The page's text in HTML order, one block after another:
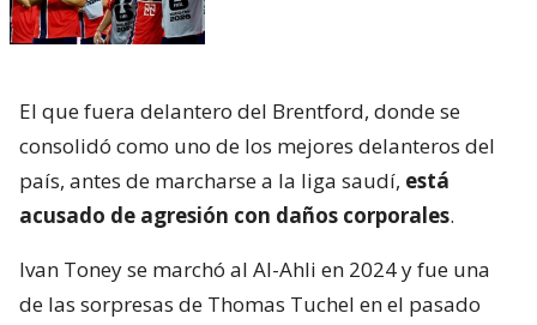
El que fuera delantero del Brentford, donde se
consolidó como uno de los mejores delanteros del
país, antes de marcharse a la liga saudí, está
acusado de agresión con daños corporales.
Ivan Toney se marchó al Al-Ahli en 2024 y fue una
de las sorpresas de Thomas Tuchel en el pasado